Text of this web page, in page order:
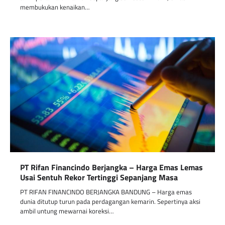
membukukan kenaikan…
PT Rifan Financindo Berjangka – Harga Emas Lemas
Usai Sentuh Rekor Tertinggi Sepanjang Masa
PT RIFAN FINANCINDO BERJANGKA BANDUNG – Harga emas
dunia ditutup turun pada perdagangan kemarin. Sepertinya aksi
ambil untung mewarnai koreksi…